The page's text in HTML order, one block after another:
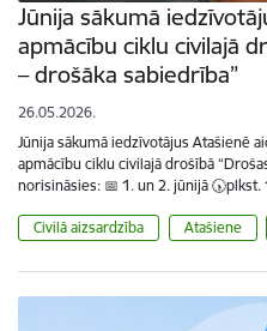
Jūnija sākumā
apmācību ciklu civilajā
– drošāka sabiedrība”
26.05.2026.
Jūnija sākumā iedzīvotājus Atašienē
apmācību ciklu civilajā drošībā
norisināsies: 📅 1. un 2. jūnijā
Civilā aizsardzība Atašiene